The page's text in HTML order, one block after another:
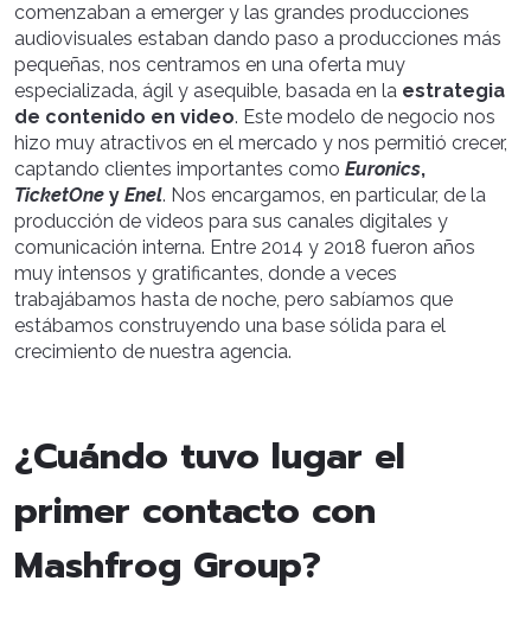
comenzaban a emerger y las grandes producciones
audiovisuales estaban dando paso a producciones más
pequeñas, nos centramos en una oferta muy
especializada, ágil y asequible, basada en la estrategia
de contenido en video. Este modelo de negocio nos
hizo muy atractivos en el mercado y nos permitió crecer,
captando clientes importantes como Euronics,
TicketOne y Enel. Nos encargamos, en particular, de la
producción de videos para sus canales digitales y
comunicación interna. Entre 2014 y 2018 fueron años
muy intensos y gratificantes, donde a veces
trabajábamos hasta de noche, pero sabíamos que
estábamos construyendo una base sólida para el
crecimiento de nuestra agencia.
¿Cuándo tuvo lugar el
primer contacto con
Mashfrog Group?